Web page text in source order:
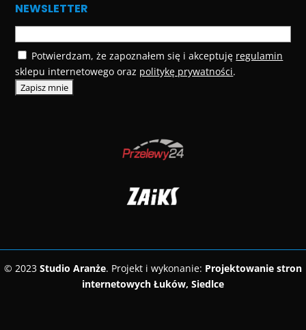
NEWSLETTER
Potwierdzam, że zapoznałem się i akceptuję regulamin
sklepu internetowego oraz politykę prywatności.
© 2023 Studio Aranże. Projekt i wykonanie: Projektowanie stron
internetowych Łuków, Siedlce